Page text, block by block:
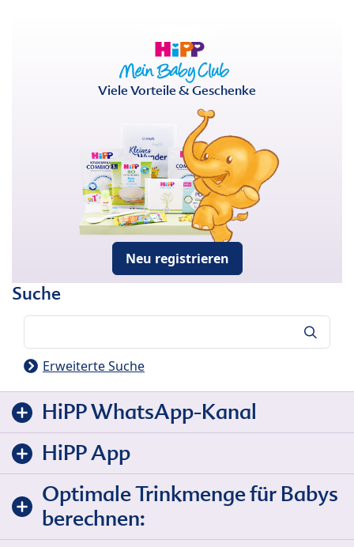
Viele Vorteile & Geschenke
Neu registrieren
Suche
Erweiterte Suche
HiPP WhatsApp-Kanal
HiPP App
Optimale Trinkmenge für Babys
berechnen: